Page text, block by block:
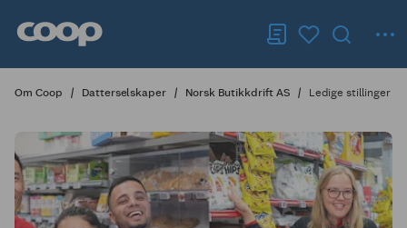
Om Coop Datterselskaper Norsk Butikkdrift AS Ledige stillinger